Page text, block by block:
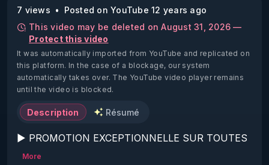
7 views
Posted on YouTube 12 years ago
This video may be deleted on August 31, 2026 —
Protect this video
It was automatically imported from YouTube and replicated on
this platform. In the case of a blockage, our system
automatically takes over. The YouTube video player remains
until the video is blocked.
Description Résumé
▶ PROMOTION EXCEPTIONNELLE SUR TOUTES
LES FORMATIONS RGNR JUSQU'AU 7
More